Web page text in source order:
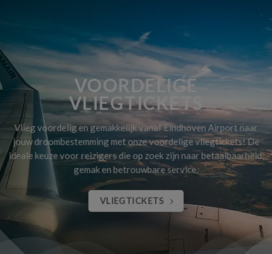
VOORDELIGE
VLIEGTICKETS
Vlieg voordelig en gemakkelijk vanaf Eindhoven Airport naar
jouw droombestemming met onze voordelige vliegtickets! De
ideale keuze voor reizigers die op zoek zijn naar betaalbaarheid,
gemak en betrouwbare service.
VLIEGTICKETS